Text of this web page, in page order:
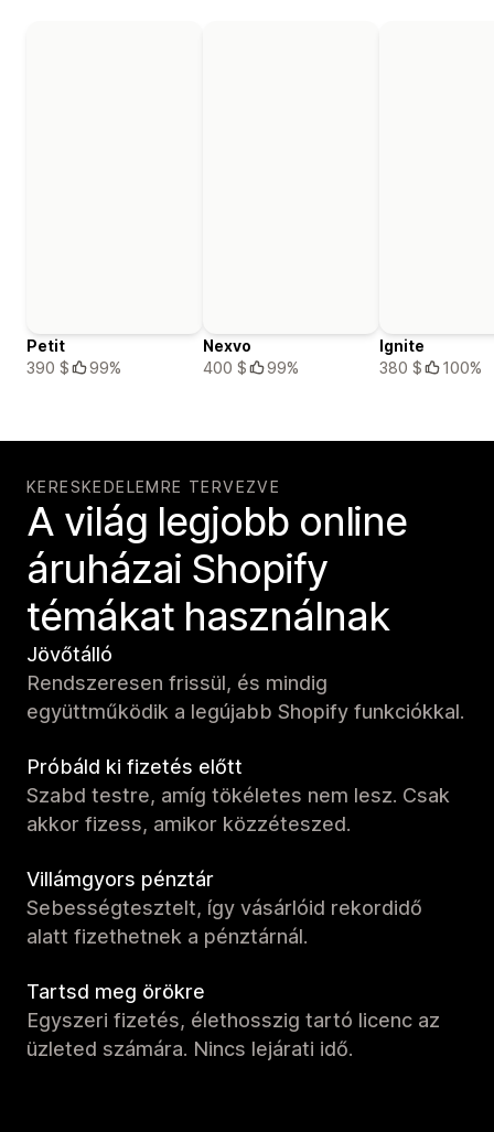
Petit
390 $
99%
Nexvo
400 $
99%
Ignite
380 $
100%
KERESKEDELEMRE TERVEZVE
A világ legjobb online
áruházai Shopify
témákat használnak
Jövőtálló
Rendszeresen frissül, és mindig
együttműködik a legújabb Shopify funkciókkal.
Próbáld ki fizetés előtt
Szabd testre, amíg tökéletes nem lesz. Csak
akkor fizess, amikor közzéteszed.
Villámgyors pénztár
Sebességtesztelt, így vásárlóid rekordidő
alatt fizethetnek a pénztárnál.
Tartsd meg örökre
Egyszeri fizetés, élethosszig tartó licenc az
üzleted számára. Nincs lejárati idő.